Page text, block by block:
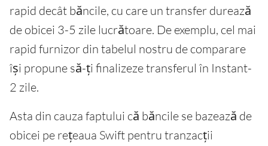
rapid decât băncile, cu care un transfer durează
de obicei 3-5 zile lucrătoare. De exemplu, cel mai
rapid furnizor din tabelul nostru de comparare
își propune să-ți finalizeze transferul în Instant-
2 zile.
Asta din cauza faptului că băncile se bazează de
obicei pe rețeaua Swift pentru tranzacții